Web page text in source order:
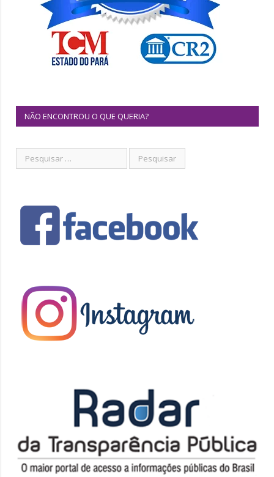
NÃO ENCONTROU O QUE QUERIA?